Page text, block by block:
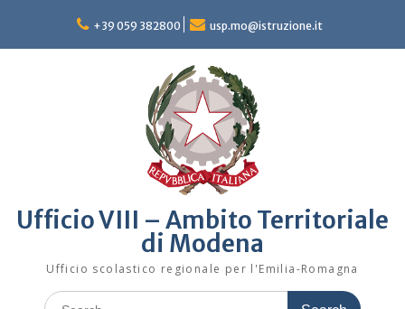
content
+39 059 382800 usp.mo@istruzione.it
Ufficio VIII – Ambito Territoriale
di Modena
Ufficio scolastico regionale per l'Emilia-Romagna
Search